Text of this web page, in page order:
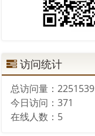
访问统计
总访问量： 2251539
今日访问： 371
在线人数： 5